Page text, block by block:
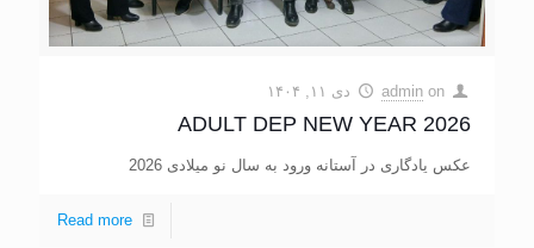
admin on دی ۱۱, ۱۴۰۴
ADULT DEP NEW YEAR 2026
عکس یادگاری در آستانه ورود به سال نو میلادی 2026
Read more